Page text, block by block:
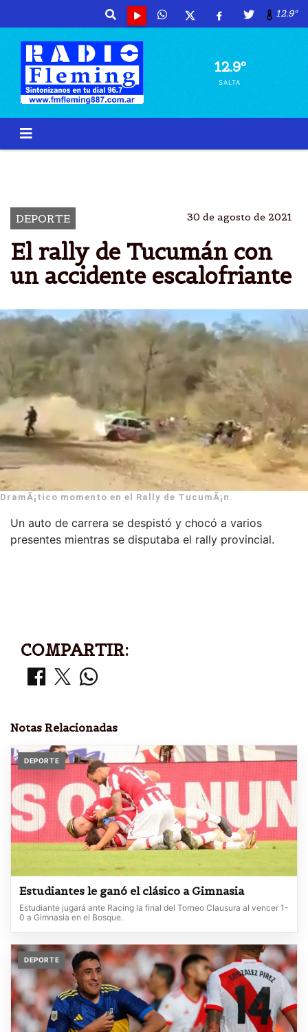
12.9º
12.9º
SALTA
DEPORTE 30 de agosto de 2021
El rally de Tucumán con
un accidente escalofriante
DramÃ¡tico momento en el Rally de TucumÃ¡n.
Un auto de carrera se despistó y chocó a varios
presentes mientras se disputaba el rally provincial.
COMPARTIR:
Notas Relacionadas
DEPORTE
Estudiantes le ganó el clásico a Gimnasia
Estudiante jugará ante Racing la final del Torneo Clausura al vencer 1-
0 a Gimnasia en el Bosque.
DEPORTE